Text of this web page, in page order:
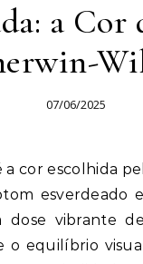
a Cor
07/06/2025
esverdeado
vibrante
o equilíbrio